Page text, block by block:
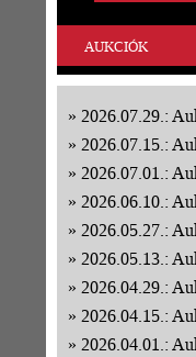
AUKCIÓK
2026.07.29.:
2026.07.15.:
2026.07.01.:
2026.06.10.:
2026.05.27.:
2026.05.13.:
2026.04.29.:
2026.04.15.:
2026.04.01.: